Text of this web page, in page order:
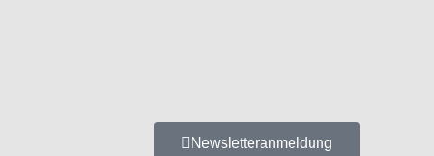
Newsletteranmeldung